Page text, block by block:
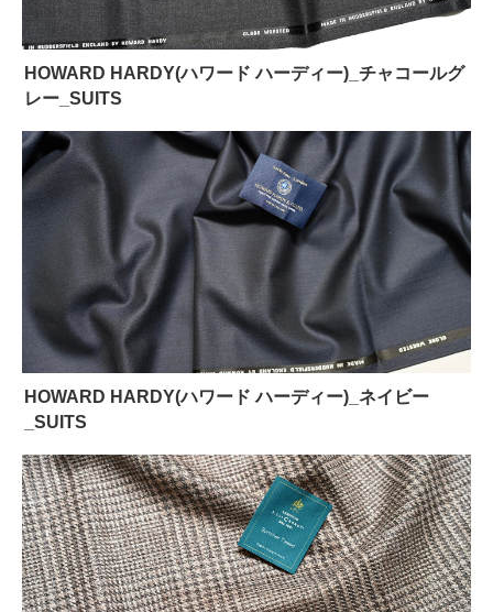
HOWARD HARDY(ハワード ハーディー)_チャコールグ
レー_SUITS
HOWARD HARDY(ハワード ハーディー)_ネイビー
_SUITS